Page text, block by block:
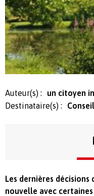
Auteur(s) :
un citoyen
Destinataire(s) :
Les dernières
nouvelle avec